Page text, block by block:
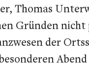
Thomas
Gründen
der